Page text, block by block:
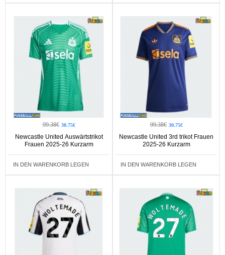
99.38€ 30.75€
Newcastle United Auswärtstrikot
Frauen 2025-26 Kurzarm
IN DEN WARENKORB LEGEN
99.38€ 30.75€
Newcastle United 3rd trikot Frauen
2025-26 Kurzarm
IN DEN WARENKORB LEGEN